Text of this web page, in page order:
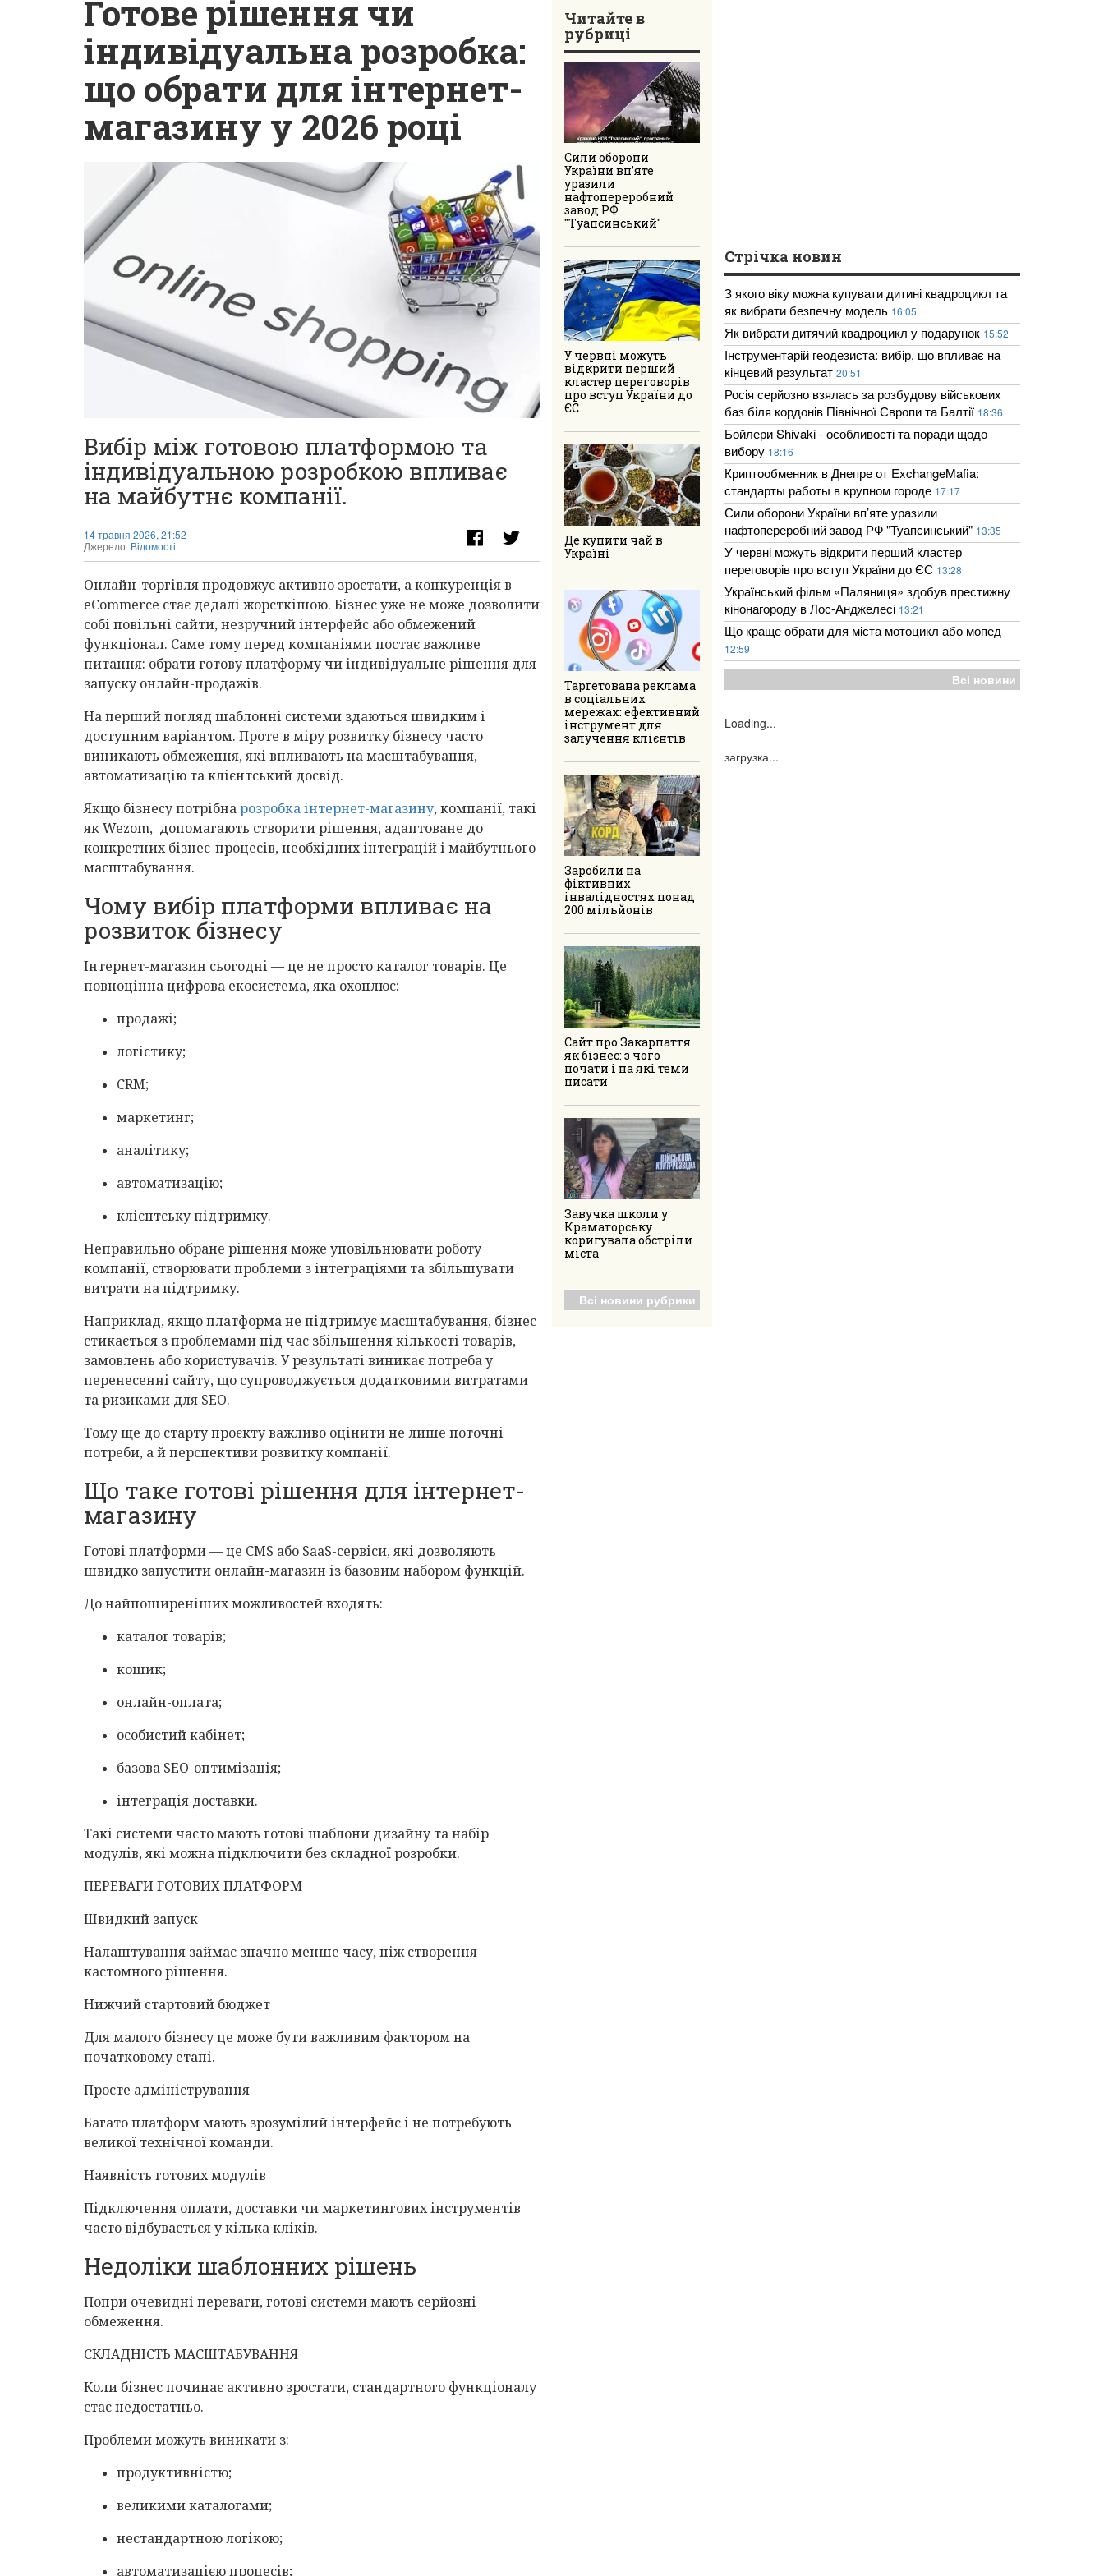
Готове рішення чи
індивідуальна розробка:
що обрати для інтернет-
магазину у 2026 році
Вибір між готовою платформою та
індивідуальною розробкою впливає
на майбутнє компанії.
14 травня 2026, 21:52
Джерело: Відомості
Онлайн-торгівля продовжує активно зростати, а конкуренція в
eCommerce стає дедалі жорсткішою. Бізнес уже не може дозволити
собі повільні сайти, незручний інтерфейс або обмежений
функціонал. Саме тому перед компаніями постає важливе
питання: обрати готову платформу чи індивідуальне рішення для
запуску онлайн-продажів.
На перший погляд шаблонні системи здаються швидким і
доступним варіантом. Проте в міру розвитку бізнесу часто
виникають обмеження, які впливають на масштабування,
автоматизацію та клієнтський досвід.
Якщо бізнесу потрібнарозробка інтернет-магазину, компанії, такі
як Wezom, допомагають створити рішення, адаптоване до
конкретних бізнес-процесів, необхідних інтеграцій і майбутнього
масштабування.
Чому вибір платформи впливає на
розвиток бізнесу
Інтернет-магазин сьогодні — це не просто каталог товарів. Це
повноцінна цифрова екосистема, яка охоплює:
продажі;
логістику;
CRM;
маркетинг;
аналітику;
автоматизацію;
клієнтську підтримку.
Неправильно обране рішення може уповільнювати роботу
компанії, створювати проблеми з інтеграціями та збільшувати
витрати на підтримку.
Наприклад, якщо платформа не підтримує масштабування, бізнес
стикається з проблемами під час збільшення кількості товарів,
замовлень або користувачів. У результаті виникає потреба у
перенесенні сайту, що супроводжується додатковими витратами
та ризиками для SEO.
Тому ще до старту проєкту важливо оцінити не лише поточні
потреби, а й перспективи розвитку компанії.
Що таке готові рішення для інтернет-
магазину
Готові платформи — це CMS або SaaS-сервіси, які дозволяють
швидко запустити онлайн-магазин із базовим набором функцій.
До найпоширеніших можливостей входять:
каталог товарів;
кошик;
онлайн-оплата;
особистий кабінет;
базова SEO-оптимізація;
інтеграція доставки.
Такі системи часто мають готові шаблони дизайну та набір
модулів, які можна підключити без складної розробки.
ПЕРЕВАГИ ГОТОВИХ ПЛАТФОРМ
Швидкий запуск
Налаштування займає значно менше часу, ніж створення
кастомного рішення.
Нижчий стартовий бюджет
Для малого бізнесу це може бути важливим фактором на
початковому етапі.
Просте адміністрування
Багато платформ мають зрозумілий інтерфейс і не потребують
великої технічної команди.
Наявність готових модулів
Підключення оплати, доставки чи маркетингових інструментів
часто відбувається у кілька кліків.
Недоліки шаблонних рішень
Попри очевидні переваги, готові системи мають серйозні
обмеження.
СКЛАДНІСТЬ МАСШТАБУВАННЯ
Коли бізнес починає активно зростати, стандартного функціоналу
стає недостатньо.
Проблеми можуть виникати з:
продуктивністю;
великими каталогами;
нестандартною логікою;
автоматизацією процесів;
Читайте в
рубриці
Сили оборони
України вп’яте
уразили
нафтопереробний
завод РФ
"Туапсинський"
У червні можуть
відкрити перший
кластер переговорів
про вступ України до
ЄС
Де купити чай в
Україні
Таргетована реклама
в соціальних
мережах: ефективний
інструмент для
залучення клієнтів
Заробили на
фіктивних
інвалідностях понад
200 мільйонів
Сайт про Закарпаття
як бізнес: з чого
почати і на які теми
писати
Завучка школи у
Краматорську
коригувала обстріли
міста
Всі новини рубрики
Стрічка новин
З якого віку можна купувати дитині квадроцикл та
як вибрати безпечну модель 16:05
Як вибрати дитячий квадроцикл у подарунок 15:52
Інструментарій геодезиста: вибір, що впливає на
кінцевий результат 20:51
Росія серйозно взялась за розбудову військових
баз біля кордонів Північної Європи та Балтії 18:36
Бойлери Shivaki - особливості та поради щодо
вибору 18:16
Криптообменник в Днепре от ExchangeMafia:
стандарты работы в крупном городе 17:17
Сили оборони України вп’яте уразили
нафтопереробний завод РФ "Туапсинський" 13:35
У червні можуть відкрити перший кластер
переговорів про вступ України до ЄС 13:28
Український фільм «Паляниця» здобув престижну
кінонагороду в Лос-Анджелесі 13:21
Що краще обрати для міста мотоцикл або мопед
12:59
Всі новини
Loading...
загрузка...